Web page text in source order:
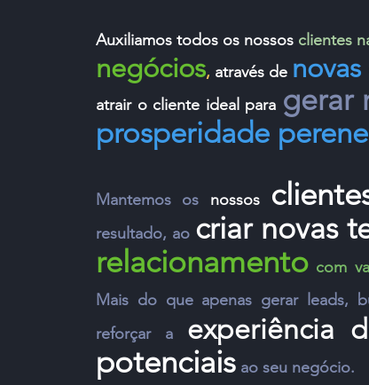
Auxiliamos todos os nossos clientes
negócios, através de
atrair o cliente ideal para gerar
prosperidade perene
Mantemos os nossos
resultado, ao criar novas
relacionamento com
Mais do que apenas gerar l eads,
reforçar a experiência
potenciais ao seu negócio.